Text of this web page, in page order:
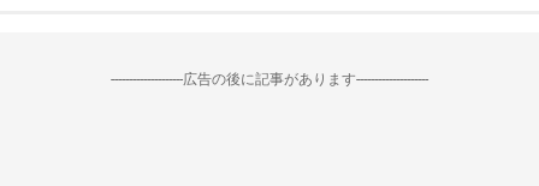
--------------------広告の後に記事があります--------------------